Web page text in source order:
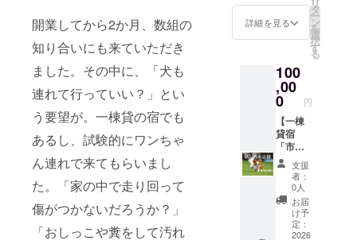
開業してから2か月、数組の
知り合いにも来ていただき
ました。その中に、「犬も
連れて行っていい？」とい
う要望が。一棟貸の宿でも
あるし、試験的にワンちゃ
ん連れで来てもらいまし
た。「家の中で走り回って
傷がつかないだろうか？」
「おしっこや糞をして汚れ
のリ
ターン
や注意
書きを
ご確認
い。
詳しく
はご連
か、ご
支援後
にお知
らせい
たしま
す。 ※
ご予約
方法の
詳細
は、ご
支援確
定後
メール
届け後
約1か
太田牛
※原材料
および
等の食
品表示
はお届
け商品
のラベ
ルに表
記され
ます。
商品開
泊2日
・お部
ベッド
の数：
布団5組
・食事
につい
て：お
食事の
提供は
ありま
せん。
キッチ
ンや調
理器具
があ
名前
を、大
口スポ
てボー
ドに刻
印し、
ドッグ
ランの
フェン
スに掲
示させ
ていた
だきま
す。 ※
ボード
に記載
したい
詳細を見る
リ
タ
ー
ン
を
選
択
す
る
100
,00
0 円
【一棟
貸宿
「市御
堂」を
『けっ
こう支
援』】
代表の
深田か
ら、感
支援
者：
0人
お届
け予
定：
2026